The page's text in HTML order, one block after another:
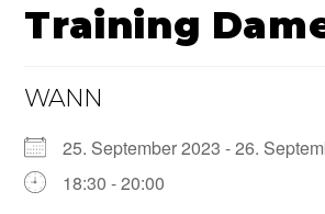
Training
WANN
25. September 2023 - 26.
18:30 - 20:00